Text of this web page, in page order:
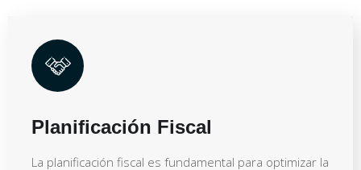
Planificación Fiscal
La planificación fiscal es fundamental para optimizar la